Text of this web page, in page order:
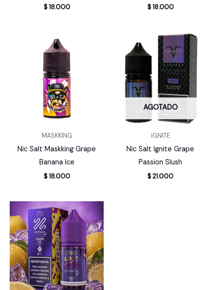
$18.000 $18.000
MASKKING
Nic Salt Maskking Grape
Banana Ice
$18.000
AGOTADO
IGNITE
Nic Salt Ignite Grape
Passion Slush
$21.000